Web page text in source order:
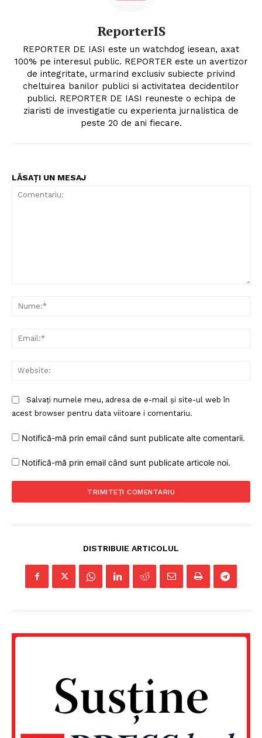
ReporterIS
REPORTER DE IASI este un watchdog iesean, axat
100% pe interesul public. REPORTER este un avertizor
de integritate, urmarind exclusiv subiecte privind
cheltuirea banilor publici si activitatea decidentilor
publici. REPORTER DE IASI reuneste o echipa de
ziaristi de investigatie cu experienta jurnalistica de
peste 20 de ani fiecare.
LĂSAȚI UN MESAJ
Salvați numele meu, adresa de e-mail și site-ul web în
acest browser pentru data viitoare i comentariu.
Notifică-mă prin email când sunt publicate alte comentarii.
Notifică-mă prin email când sunt publicate articole noi.
DISTRIBUIE ARTICOLUL